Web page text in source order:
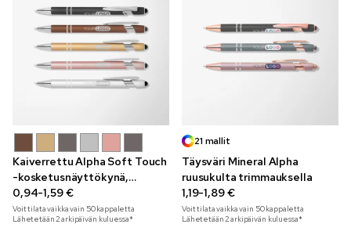
Kaiverrettu Alpha Soft Touch
-kosketusnäyttökynä,
metallinhohtoinen
0,94-1,59 €
Voit tilata vaikka vain 50kappaletta
Lähetetään 2 arkipäivän kuluessa*
21 mallit
Täysväri Mineral Alpha
ruusukulta trimmauksella
1,19-1,89 €
Voit tilata vaikka vain 50kappaletta
Lähetetään 2 arkipäivän kuluessa*